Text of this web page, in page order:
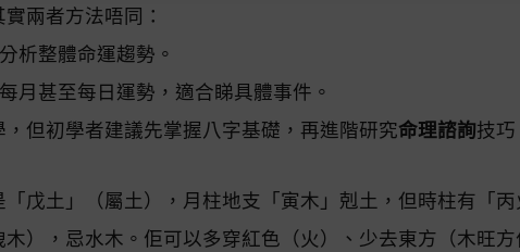
實兩者方法唔同：
析整體命運趨勢。
月甚至每日運勢，適合睇具體事件。
但初學者建議先掌握八字基礎，再進階研究命理諮詢技
「戊土」（屬土），月柱地支「寅木」剋土，但時柱有「
），忌水木。佢可以多穿紅色（火）、少去東方（木旺